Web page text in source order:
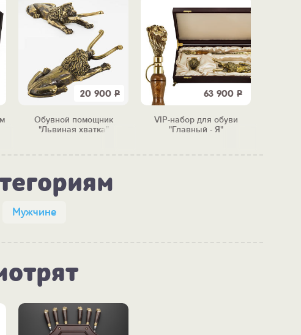
20 900 Р
Обувной помощник
"Львиная хватка"
63 900 Р
VIP-набор для обуви
"Главный - Я"
Мужчине